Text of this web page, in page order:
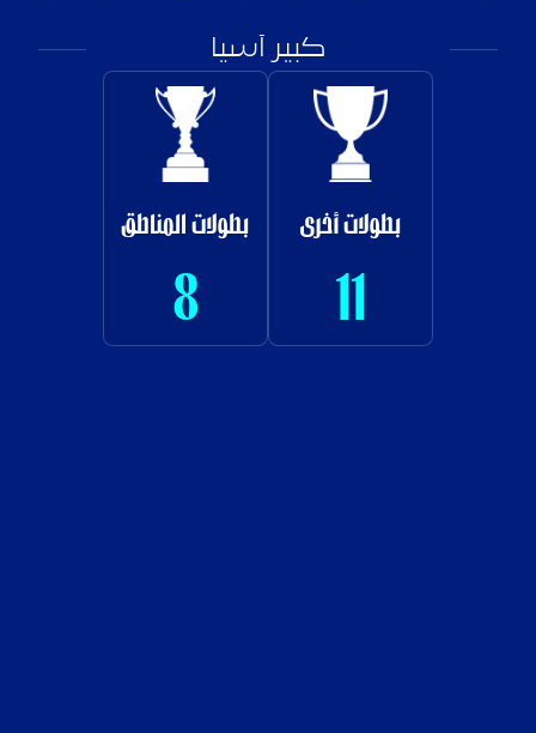
كبير آسيا
بطولات أخرى
11
بطولات المناطق
8